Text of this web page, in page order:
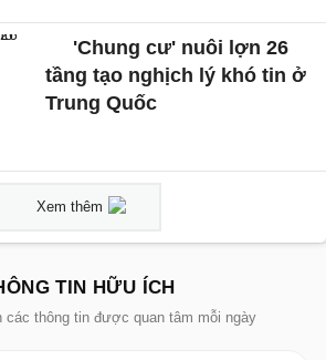
'Chung cư' nuôi lợn 26
tầng tạo nghịch lý khó tin ở
Trung Quốc
Xem thêm
TIN HỮU ÍCH
các thông tin được quan tâm mỗi ngày